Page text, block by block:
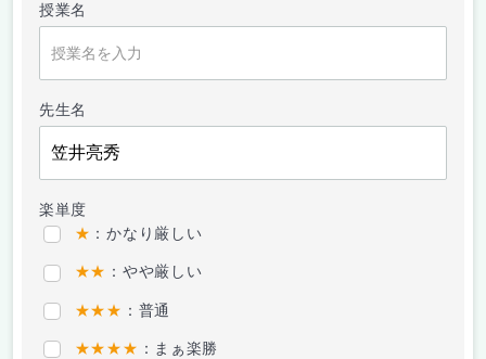
授業名
先生名
楽単度
★ ：かなり厳しい
★★ ：やや厳しい
★★★ ：普通
★★★★ ：まぁ楽勝